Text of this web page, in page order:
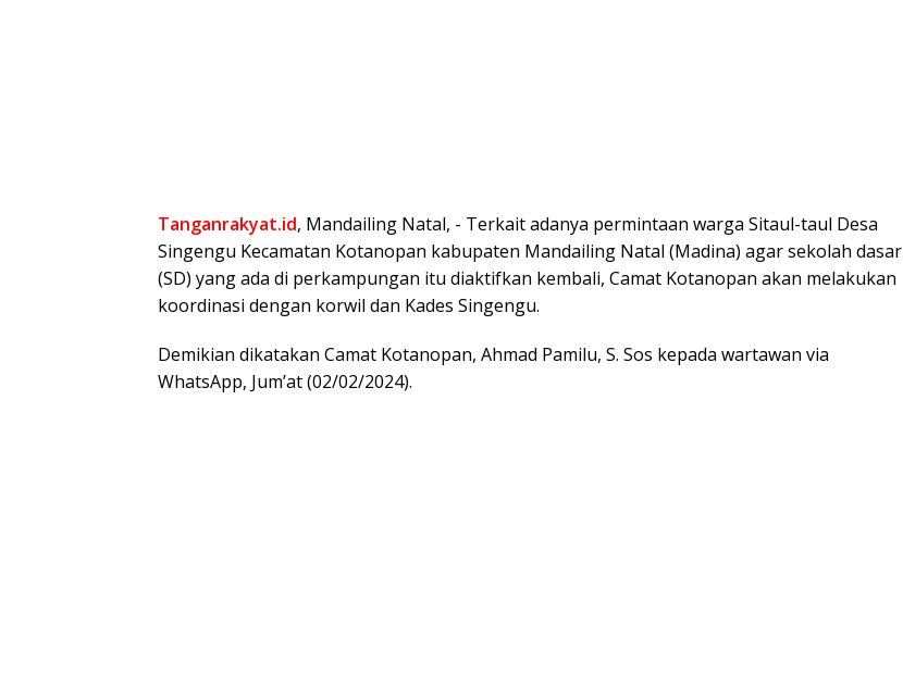
Tanganrakyat.id, Mandailing Natal, ⁠- Terkait adanya permintaan warga Sitaul-taul Desa
Singengu Kecamatan Kotanopan kabupaten Mandailing Natal (Madina) agar sekolah dasar
(SD) yang ada di perkampungan itu diaktifkan kembali, Camat Kotanopan akan melakukan
koordinasi dengan korwil dan Kades Singengu.
Demikian dikatakan Camat Kotanopan, Ahmad Pamilu, S. Sos kepada wartawan via
WhatsApp, Jum’at (02/02/2024).